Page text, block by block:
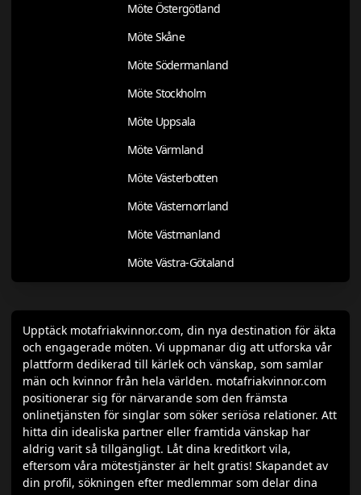
Möte Östergötland
Möte Skåne
Möte Södermanland
Möte Stockholm
Möte Uppsala
Möte Värmland
Möte Västerbotten
Möte Västernorrland
Möte Västmanland
Möte Västra-Götaland
Upptäck motafriakvinnor.com, din nya destination för äkta
och engagerade möten. Vi uppmanar dig att utforska vår
plattform dedikerad till kärlek och vänskap, som samlar
män och kvinnor från hela världen. motafriakvinnor.com
positionerar sig för närvarande som den främsta
onlinetjänsten för singlar som söker seriösa relationer. Att
hitta din idealiska partner eller framtida vänskap har
aldrig varit så tillgängligt. Låt dina kreditkort vila,
eftersom våra mötestjänster är helt gratis! Skapandet av
din profil, sökningen efter medlemmar som delar dina